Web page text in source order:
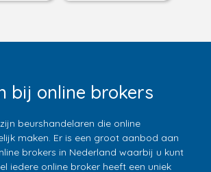
bij online brokers
beurshandelaren die online
maken. Er is een groot aanbod aan
brokers in Nederland waarbij u kunt
iedere online broker heeft een uniek